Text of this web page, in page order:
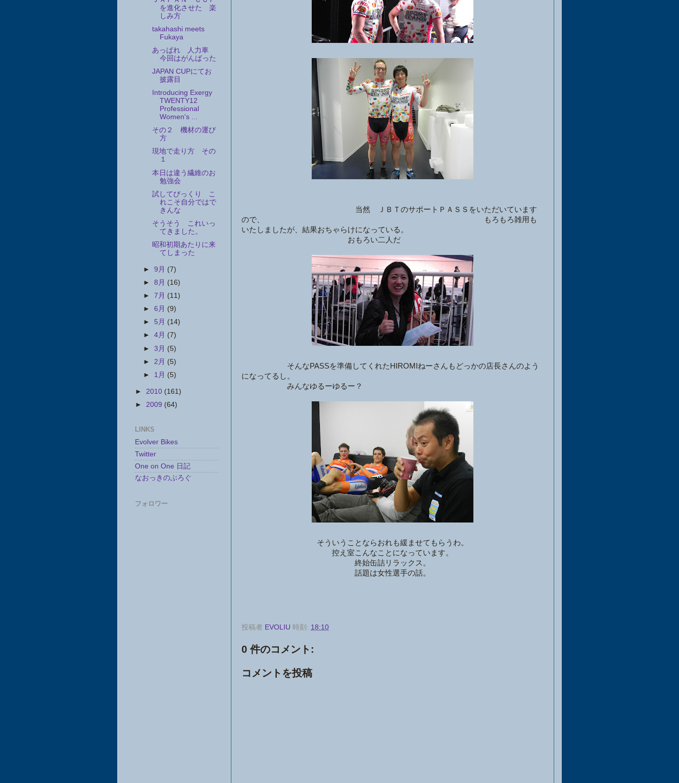
当然 ＪＢＴのサポートＰＡＳＳをいただいています
ので、 もろもろ雑用も
いたしましたが、結果おちゃらけになっている。
おもろい二人だ
そんなPASSを準備してくれたHIROMIねーさんもどっかの店長さんのよう
になってるし。
みんなゆるーゆるー？
そういうことならおれも緩ませてもらうわ。
控え室こんなことになっています。
終始缶詰リラックス。
話題は女性選手の話。
投稿者 EVOLIU 時刻: 18:10
0 件のコメント:
コメントを投稿
を進化させた 楽
しみ方
takahashi meets
Fukaya
あっぱれ 人力車
今回はがんばった
JAPAN CUPにてお
披露目
Introducing Exergy
TWENTY12
Professional
Women's ...
その２ 機材の運び
方
現地で走り方 その
１
本日は違う繊維のお
勉強会
試してびっくり こ
れこそ自分ではで
きんな
そうそう これいっ
てきました。
昭和初期あたりに来
てしまった
►9月 (7)
►8月 (16)
►7月 (11)
►6月 (9)
► 5月 (14)
►4月 (7)
►3月 (5)
► 2月 (5)
► 1月 (5)
► 2010 (161)
► 2009 (64)
LINKS
Evolver Bikes
Twitter
One on One 日記
なおっきのぶろぐ
フォロワー